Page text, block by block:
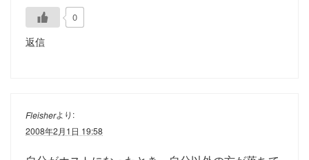
0
返信
Fleisherより:
2008年2月1日 19:58